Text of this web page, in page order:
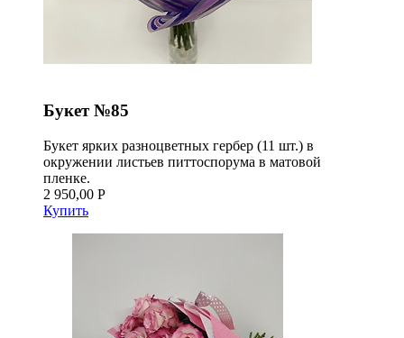
Букет №85
Букет ярких разноцветных гербер (11 шт.) в
окружении листьев питтоспорума в матовой
пленке.
2 950,00 Р
Купить